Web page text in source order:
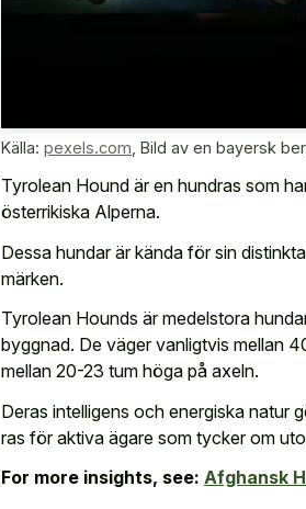
Källa: pexels.com Bild av en bayersk
Tyrolean Hound är en hundras som
österrikiska Alperna.
Dessa hundar är kända för sin
märken.
Tyrolean Hounds är medelstora
byggnad. De väger vanligtvis mellan
mellan 20-23 tum höga på axeln.
Deras intelligens och energiska natur
ras för aktiva ägare som tycker om
For more insights, see: Afghansk